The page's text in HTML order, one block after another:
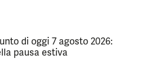
di oggi 7 agosto 2026:
pausa estiva